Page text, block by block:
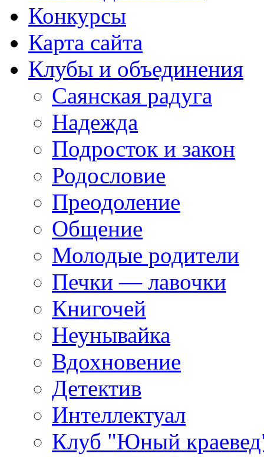
Конкурсы
Карта сайта
Клубы и объединения
Саянская радуга
Надежда
Подросток и закон
Родословие
Преодоление
Общение
Молодые родители
Печки — лавочки
Книгочей
Неунывайка
Вдохновение
Детектив
Интеллектуал
Клуб "Юный